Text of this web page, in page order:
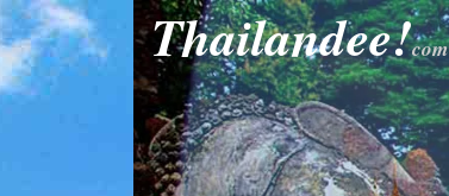
Thailandee!com